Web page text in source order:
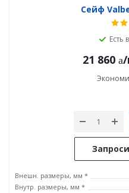
Сейф
Есть
21 860
Внешн. размеры, мм *
Внутр. размеры, мм *